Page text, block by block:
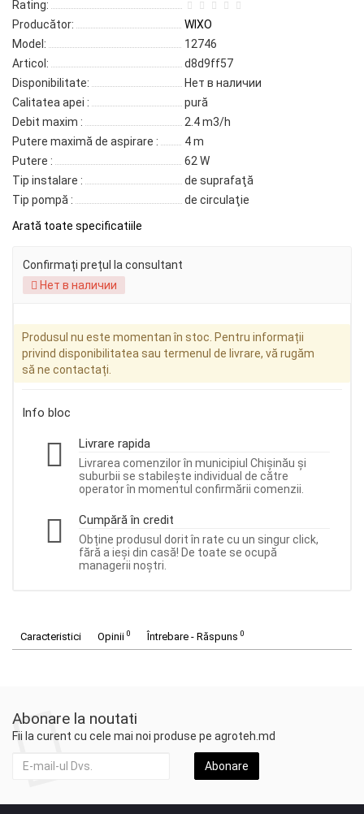
Rating:
Producător:
WIXO
Model:
12746
Articol:
d8d9ff57
Disponibilitate:
Нет в наличии
Calitatea apei :
pură
Debit maxim :
2.4 m3/h
Putere maximă de aspirare :
4 m
Putere :
62 W
Tip instalare :
de suprafaţă
Tip pompă :
de circulaţie
Arată toate specificatiile
Confirmați prețul la consultant
Нет в наличии
Produsul nu este momentan în stoc. Pentru informații
privind disponibilitatea sau termenul de livrare, vă rugăm
să ne contactați.
Info bloc
Livrare rapida
Livrarea comenzilor în municipiul Chișinău și
suburbii se stabilește individual de către
operator în momentul confirmării comenzii.
Cumpără în credit
Obține produsul dorit în rate cu un singur click,
fără a ieși din casă! De toate se ocupă
managerii noștri.
Caracteristici Opinii 0 Întrebare - Răspuns 0
Abonare la noutati
Fii la curent cu cele mai noi produse pe agroteh.md
Abonare